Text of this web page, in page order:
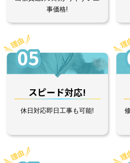
事価格!
05
スピード対応!
休日対応即日工事も可能!